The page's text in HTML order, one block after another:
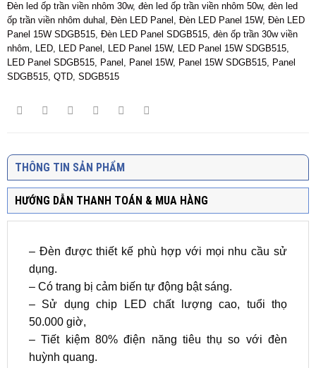
Đèn led ốp trần viền nhôm 30w, đèn led ốp trần viền nhôm 50w, đèn led
ốp trần viền nhôm duhal , Đèn LED Panel , Đèn LED Panel 15W, Đèn LED
Panel 15W SDGB515, Đèn LED Panel SDGB515, đèn ốp trần 30w viền
nhôm, LED, LED Panel , LED Panel 15W, LED Panel 15W SDGB515,
LED Panel SDGB515, Panel , Panel 15W, Panel 15W SDGB515, Panel
SDGB515, QTD, SDGB515
THÔNG TIN SẢN PHẨM
HƯỚNG DẪN THANH TOÁN & MUA HÀNG
– Đèn được thiết kế phù hợp với mọi nhu cầu sử
dụng.
– Có trang bị cảm biến tự động bật sáng.
– Sử dụng chip LED chất lượng cao, tuổi thọ
50.000 giờ,
– Tiết kiệm 80% điện năng tiêu thụ so với đèn
huỳnh quang.